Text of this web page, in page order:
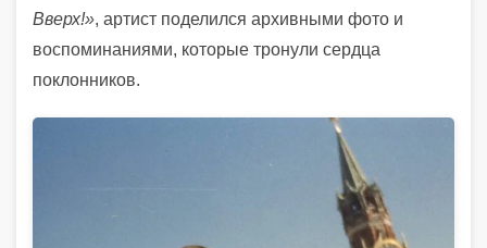
Вверх!», артист поделился архивными фото и
воспоминаниями, которые тронули сердца
поклонников.